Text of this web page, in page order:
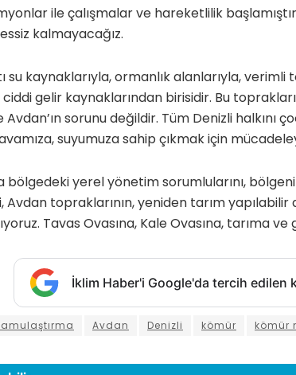
ile çalışmalar ve hareketlilik
kalmayacağız.
su kaynaklarıyla, ormanlık alanlarıyla,
ciddi gelir kaynaklarından birisidir. Bu
sorunu değildir. Tüm Denizli halkını
suyumuza sahip çıkmak için
bölgedeki yerel yönetim sorumlularını,
Avdan topraklarının, yeniden tarım
Tavas Ovasına, Kale Ovasına, tarıma ve
İklim Haber'i Google'da tercih edilen
Avdan Denizli kömür kömür